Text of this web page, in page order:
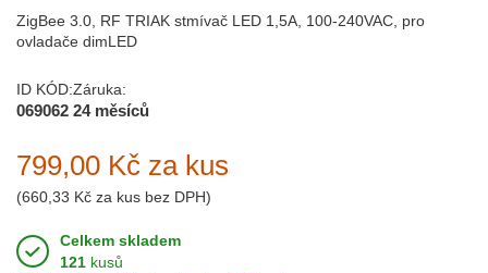
ZigBee 3.0, RF TRIAK stmívač LED 1,5A, 100-240VAC, pro
ovladače dimLED
ID KÓD:
069062
Záruka:
24 měsíců
799,00 Kč za kus
(660,33 Kč za kus bez DPH)
Celkem skladem
121 kusů